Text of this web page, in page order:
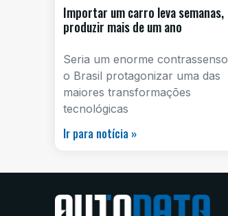
Importar um carro leva semanas,
produzir mais de um ano
Seria um enorme contrassenso
o Brasil protagonizar uma das
maiores transformações
tecnológicas
Ir para notícia »